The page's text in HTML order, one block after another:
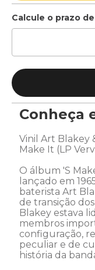
Conheça
Vinil Art Blakey
Make It (LP
O álbum 'S
lançado em
baterista Art
de transição
Blakey estava
membros
configuração,
peculiar e de
história da